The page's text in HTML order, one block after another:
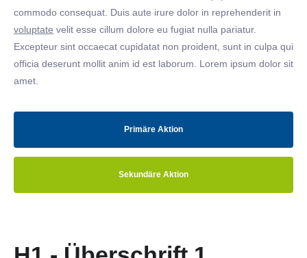
commodo consequat. Duis aute irure dolor in reprehenderit in
voluptate velit esse cillum dolore eu fugiat nulla pariatur.
Excepteur sint occaecat cupidatat non proident, sunt in culpa qui
officia deserunt mollit anim id est laborum. Lorem ipsum dolor sit
amet.
Primäre Aktion
Sekundäre Aktion